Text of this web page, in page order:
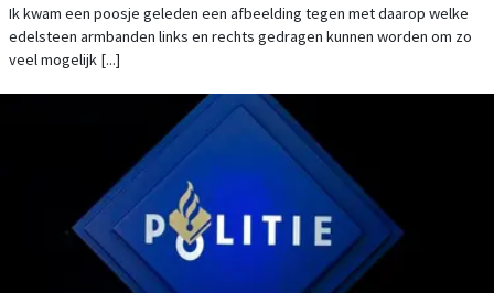
Ik kwam een poosje geleden een afbeelding tegen met daarop welke
edelsteen armbanden links en rechts gedragen kunnen worden om zo
veel mogelijk [...]